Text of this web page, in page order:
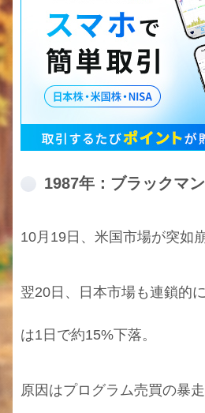
1987年：ブラックマ
10月19日、米国市場が突如崩
翌20日、日本市場も連鎖的
は1日で約15%下落。
原因はプログラム売買の暴